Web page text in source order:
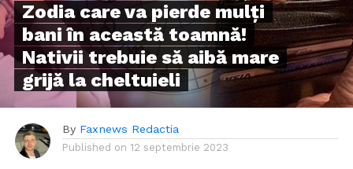
Zodia care va pierde mulți
bani în această toamnă!
Nativii trebuie să aibă mare
grijă la cheltuieli
By Faxnews Redactia
Published on 12 septembrie 2023